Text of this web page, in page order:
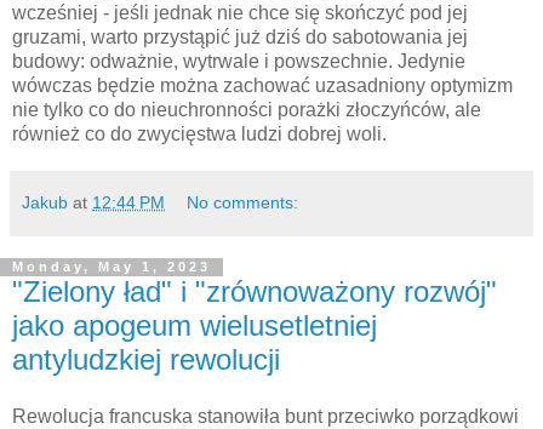
wcześniej - jeśli jednak nie chce się skończyć pod jej
gruzami, warto przystąpić już dziś do sabotowania jej
budowy: odważnie, wytrwale i powszechnie. Jedynie
wówczas będzie można zachować uzasadniony optymizm
nie tylko co do nieuchronności porażki złoczyńców, ale
również co do zwycięstwa ludzi dobrej woli.
Jakub at 12:44 PM No comments:
Monday, May 1, 2023
"Zielony ład" i "zrównoważony rozwój"
jako apogeum wielusetletniej
antyludzkiej rewolucji
Rewolucja francuska stanowiła bunt przeciwko porządkowi